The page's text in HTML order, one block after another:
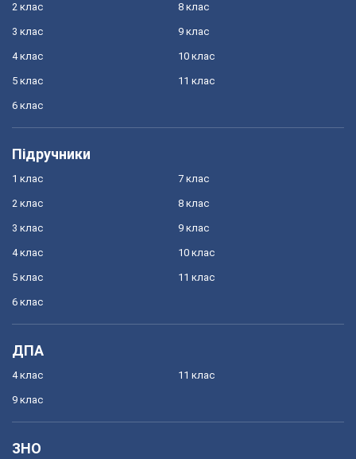
2 клас
3 клас
4 клас
5 клас
6 клас
8 клас
9 клас
10 клас
11 клас
Підручники
1 клас
2 клас
3 клас
4 клас
5 клас
6 клас
7 клас
8 клас
9 клас
10 клас
11 клас
ДПА
4 клас
9 клас
11 клас
ЗНО